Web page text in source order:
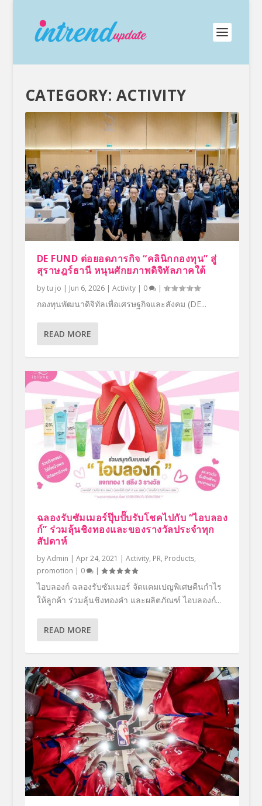
CATEGORY: ACTIVITY
DE FUND ต่อยอดภารกิจ “คลินิกกองทุน” สู่
สุราษฎร์ธานี หนุนศักยภาพดิจิทัลภาคใต้
bytu jo | Jun 6, 2026| Activity| 0 |
กองทุนพัฒนาดิจิทัลเพื่อเศรษฐกิจและสังคม (DE...
READ MORE
ฉลองรับซัมเมอร์ปุ๊บปั๊บรับโชคไปกับ “ไอบลอง
ก์” ร่วมลุ้นชิงทองและของรางวัลประจำทุก
สัปดาห์
byAdmin | Apr 24, 2021 | Activity, PR, Products,
promotion | 0 |
ไอบลองก์ ฉลองรับซัมเมอร์ จัดแคมเปญพิเศษคืนกำไร
ให้ลูกค้า ร่วมลุ้นชิงทองคำ และผลิตภัณฑ์ ไอบลองก์...
READ MORE